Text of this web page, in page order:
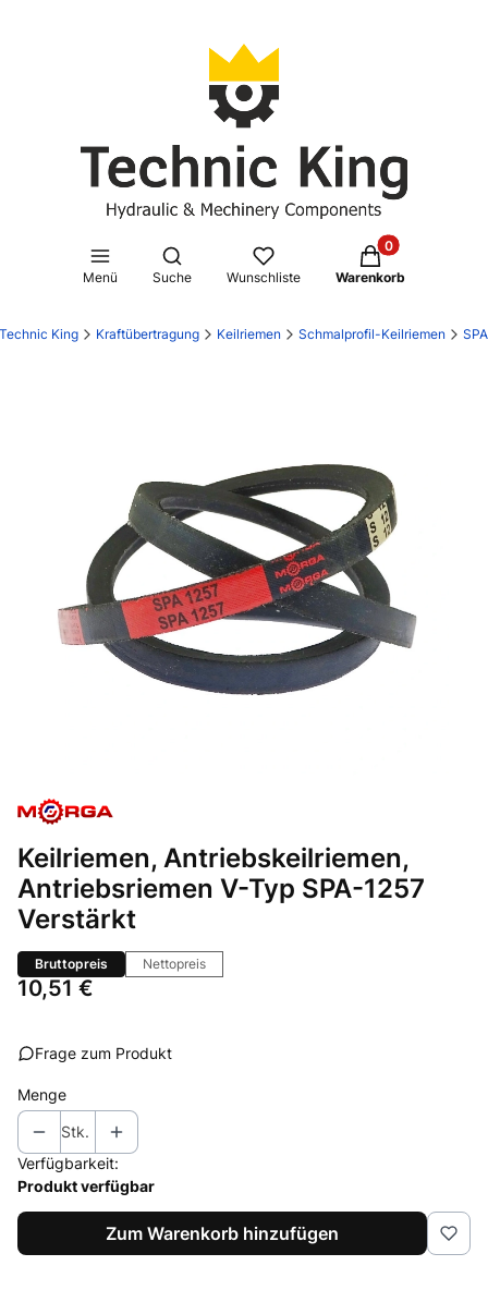
Menü
Suchmaschine öffnen
Suche Wunschliste
Produkte im
Warenkorb
Technic King Kraftübertragung Keilriemen Schmalprofil-Keilriemen SPA
Keilriemen, Antriebskeilriemen,
Antriebsriemen V-Typ SPA-1257
Verstärkt
Bruttopreis Nettopreis
Preis
10,51 €
Frage zum Produkt
Menge
Stk.
Verfügbarkeit:
Produkt verfügbar
Zum Warenkorb hinzufügen